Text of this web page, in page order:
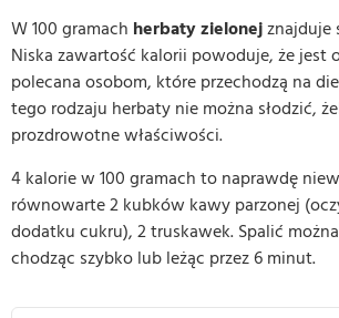
W 100 gramach herbaty zielonejznajduje
Niska zawartość kalorii powoduje, że jest
polecana osobom, które przechodzą na
tego rodzaju herbaty nie można słodzić,
prozdrowotne właściwości.
4 kalorie w 100 gramach to naprawdę
równowarte 2 kubków kawy parzonej
dodatku cukru), 2 truskawek. Spalić
chodząc szybko lub leżąc przez 6 minut.